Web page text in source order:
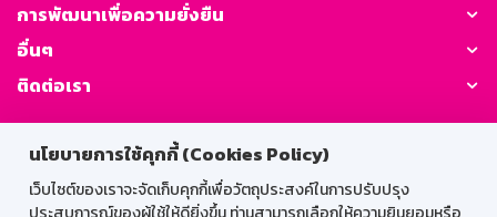
นโยบายการใช้คุกกี้ (Cookies Policy)
เว็บไซต์ของเราจะจัดเก็บคุกกี้เพื่อวัตถุประสงค์ในการปรับปรุง
การพัฒนาเพื่อความยั่งยืน
อื่นๆ
ติดต่อเรา
GSB Society: